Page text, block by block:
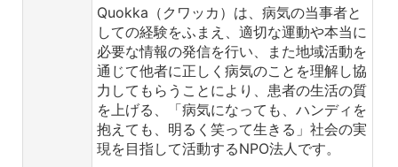
Quokka（クワッカ）は、病気の当事者と
しての経験をふまえ、適切な運動や本当に
必要な情報の発信を行い、また地域活動を
通じて他者に正しく病気のことを理解し協
力してもらうことにより、患者の生活の質
を上げる、「病気になっても、ハンディを
抱えても、明るく笑って生きる」社会の実
現を目指して活動するNPO法人です。